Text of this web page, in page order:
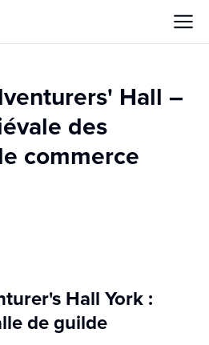
Hall –
des
commerce
Hall York :
de guilde